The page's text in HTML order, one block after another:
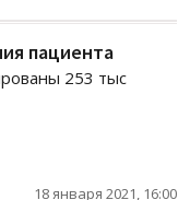
пациента
253 тыс
18 января 2021, 16:00